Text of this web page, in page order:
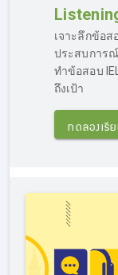
หากเรียน
คอร์สเรียน
ที่ผู้เรียนเรียนไม่เ
เนื้อหาในคลิปสอ
โดยคำถ
ก่อนจะส่งคำตอบ
ห้องเรียน
เจาะลึกข้อส
ประสบการ
ทำข้อสอบ
ถึงเป้า
ทดลองเรี